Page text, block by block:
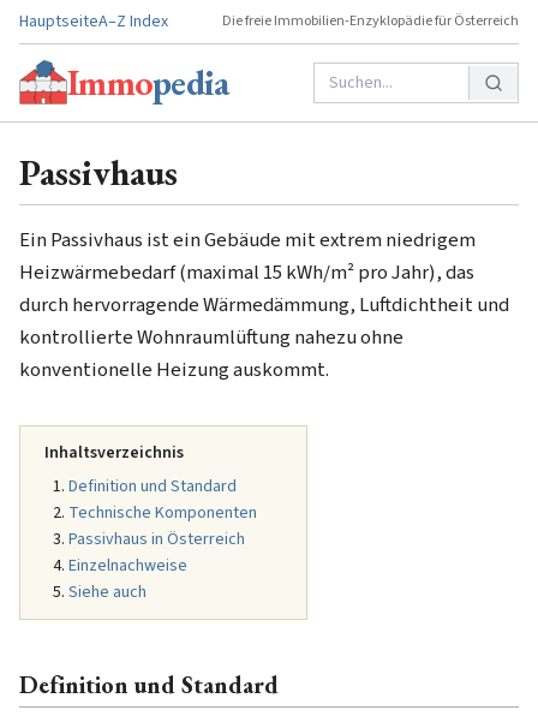
HauptseiteA–Z Index Die freie Immobilien-Enzyklopädie für Österreich
Immopedia
Passivhaus
Ein Passivhaus ist ein Gebäude mit extrem niedrigem
Heizwärmebedarf (maximal 15 kWh/m² pro Jahr), das
durch hervorragende Wärmedämmung, Luftdichtheit und
kontrollierte Wohnraumlüftung nahezu ohne
konventionelle Heizung auskommt.
Inhaltsverzeichnis
Definition und Standard
Technische Komponenten
Passivhaus in Österreich
Einzelnachweise
Siehe auch
Definition und Standard